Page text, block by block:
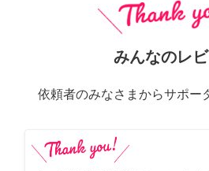
みんなのレ
依頼者のみなさまからサポー